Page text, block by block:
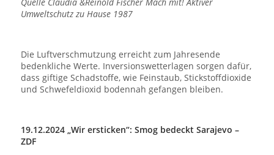
Umweltschutz zu Hause 1987
Die Luftverschmutzung erreicht zum Jahresende
bedenkliche Werte. Inversionswetterlagen sorgen dafür,
dass giftige Schadstoffe, wie Feinstaub, Stickstoffdioxide
und Schwefeldioxid bodennah gefangen bleiben.
19.12.2024 „Wir ersticken“: Smog bedeckt Sarajevo –
ZDF